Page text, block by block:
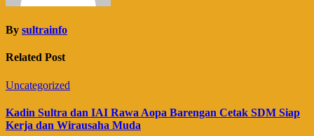
By sultrainfo
Related Post
Uncategorized
Kadin Sultra dan IAI Rawa Aopa Barengan Cetak SDM Siap
Kerja dan Wirausaha Muda